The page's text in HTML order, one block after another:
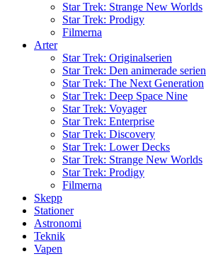
Star Trek: Strange New Worlds
Star Trek: Prodigy
Filmerna
Arter
Star Trek: Originalserien
Star Trek: Den animerade serien
Star Trek: The Next Generation
Star Trek: Deep Space Nine
Star Trek: Voyager
Star Trek: Enterprise
Star Trek: Discovery
Star Trek: Lower Decks
Star Trek: Strange New Worlds
Star Trek: Prodigy
Filmerna
Skepp
Stationer
Astronomi
Teknik
Vapen